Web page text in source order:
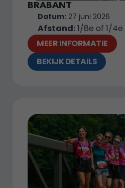
BRABANT
Datum: 27 juni 2026
Afstand: 1/8e of 1/
MEER INFORMATIE
BEKIJK DETAILS